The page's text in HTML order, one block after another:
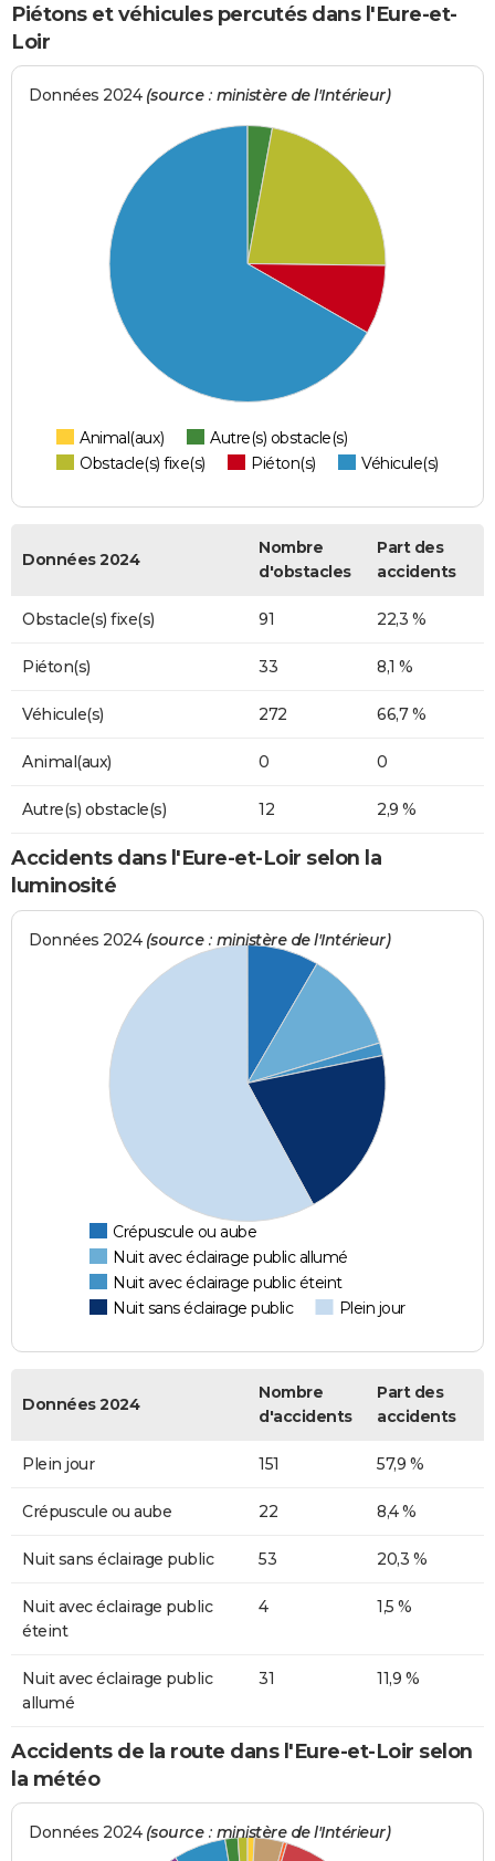
Piétons et véhicules percutés dans l'Eure-et-
Loir
Données 2024 (source : ministère de l'Intérieur)
Animal(aux)
Autre(s) obstacle(s)
Obstacle(s) fixe(s)
Piéton(s) Véhicule(s)
Données 2024
Nombre
d'obstacles
Part des
accidents
Obstacle(s) fixe(s) 91 22,3 %
Piéton(s) 33 8,1 %
Véhicule(s) 272 66,7 %
Animal(aux) 0 0
Autre(s) obstacle(s) 12 2,9 %
Accidents dans l'Eure-et-Loir selon la
luminosité
Données 2024 (source : ministère de l'Intérieur)
Crépuscule ou aube
Nuit avec éclairage public allumé
Nuit avec éclairage public éteint
Nuit sans éclairage public
Plein jour
Données 2024
Nombre
d'accidents
Part des
accidents
Plein jour 151 57,9 %
Crépuscule ou aube 22 8,4 %
Nuit sans éclairage public 53 20,3 %
Nuit avec éclairage public
éteint
4 1,5 %
Nuit avec éclairage public
allumé
31 11,9 %
Accidents de la route dans l'Eure-et-Loir selon
la météo
Données 2024 (source : ministère de l'Intérieur)